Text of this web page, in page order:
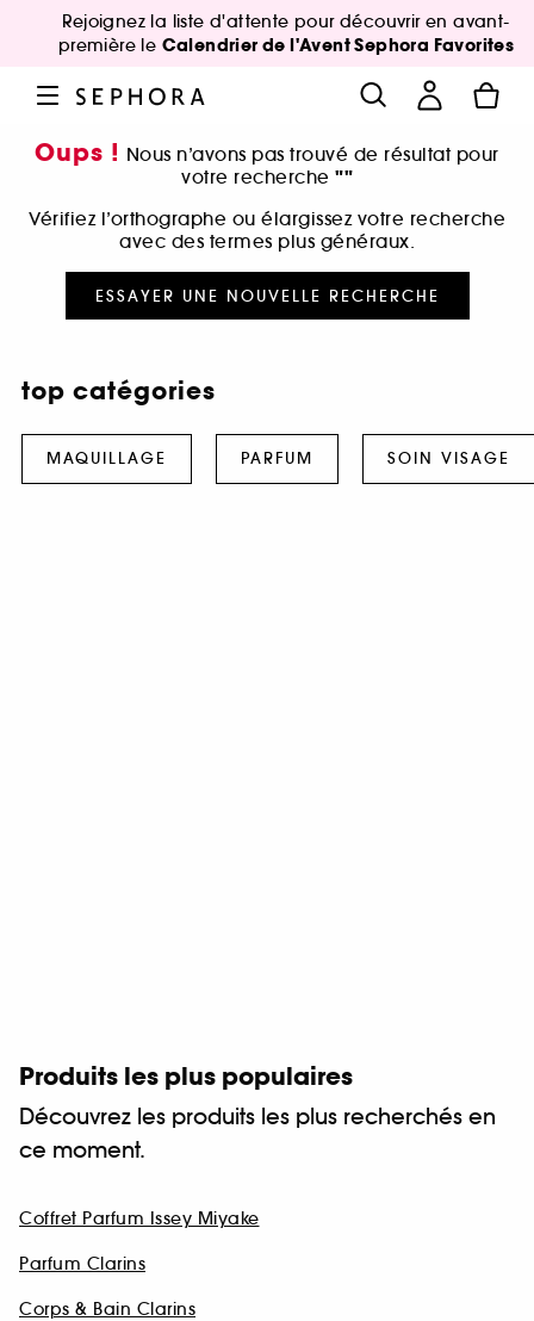
Rejoignez la liste d'attente pour découvrir en avant-
première le Calendrier de l'Avent Sephora Favorites
Oups ! Nous n’avons pas trouvé de résultat pour
votre recherche ""
Vérifiez l’orthographe ou élargissez votre recherche
avec des termes plus généraux.
ESSAYER UNE NOUVELLE RECHERCHE
top catégories
MAQUILLAGE PARFUM SOIN VISAGE
Produits les plus populaires
Découvrez les produits les plus recherchés en
ce moment.
Coffret Parfum Issey Miyake
Parfum Clarins
Corps & Bain Clarins